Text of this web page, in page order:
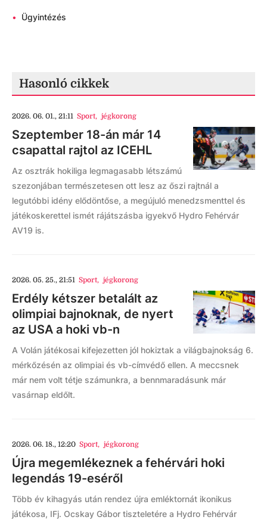
• Ügyintézés
Hasonló cikkek
2026. 06. 01., 21:11 Sport, jégkorong
Szeptember 18-án már 14
csapattal rajtol az ICEHL
Az osztrák hokiliga legmagasabb létszámú
szezonjában természetesen ott lesz az őszi rajtnál a
legutóbbi idény elődöntőse, a megújuló menedzsmenttel és
játékoskerettel ismét rájátszásba igyekvő Hydro Fehérvár
AV19 is.
2026. 05. 25., 21:51 Sport, jégkorong
Erdély kétszer betalált az
olimpiai bajnoknak, de nyert
az USA a hoki vb-n
A Volán játékosai kifejezetten jól hokiztak a világbajnokság 6.
mérkőzésén az olimpiai és vb-címvédő ellen. A meccsnek
már nem volt tétje számunkra, a bennmaradásunk már
vasárnap eldőlt.
2026. 06. 18., 12:20 Sport, jégkorong
Újra megemlékeznek a fehérvári hoki
legendás 19-eséről
Több év kihagyás után rendez újra emléktornát ikonikus
játékosa, IFj. Ocskay Gábor tiszteletére a Hydro Fehérvár